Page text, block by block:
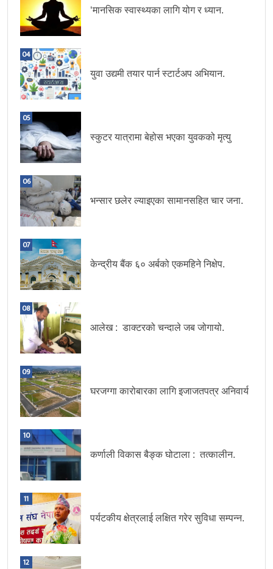
‘मानसिक स्वास्थ्यका लागि योग र ध्यान.
04
युवा उद्यमी तयार पार्न स्टार्टअप अभियान.
05
स्कुटर यात्रामा बेहोस भएका युवकको मृत्यु
06
भन्सार छलेर ल्याइएका सामानसहित चार जना.
07
केन्द्रीय बैंक ६० अर्बको एकमहिने निक्षेप.
08
आलेख : डाक्टरको चन्दाले जब जोगायो.
09
घरजग्गा कारोबारका लागि इजाजतपत्र अनिवार्य
10
कर्णाली विकास बैङ्क घोटाला : तत्कालीन.
11
पर्यटकीय क्षेत्रलाई लक्षित गरेर सुविधा सम्पन्न.
12